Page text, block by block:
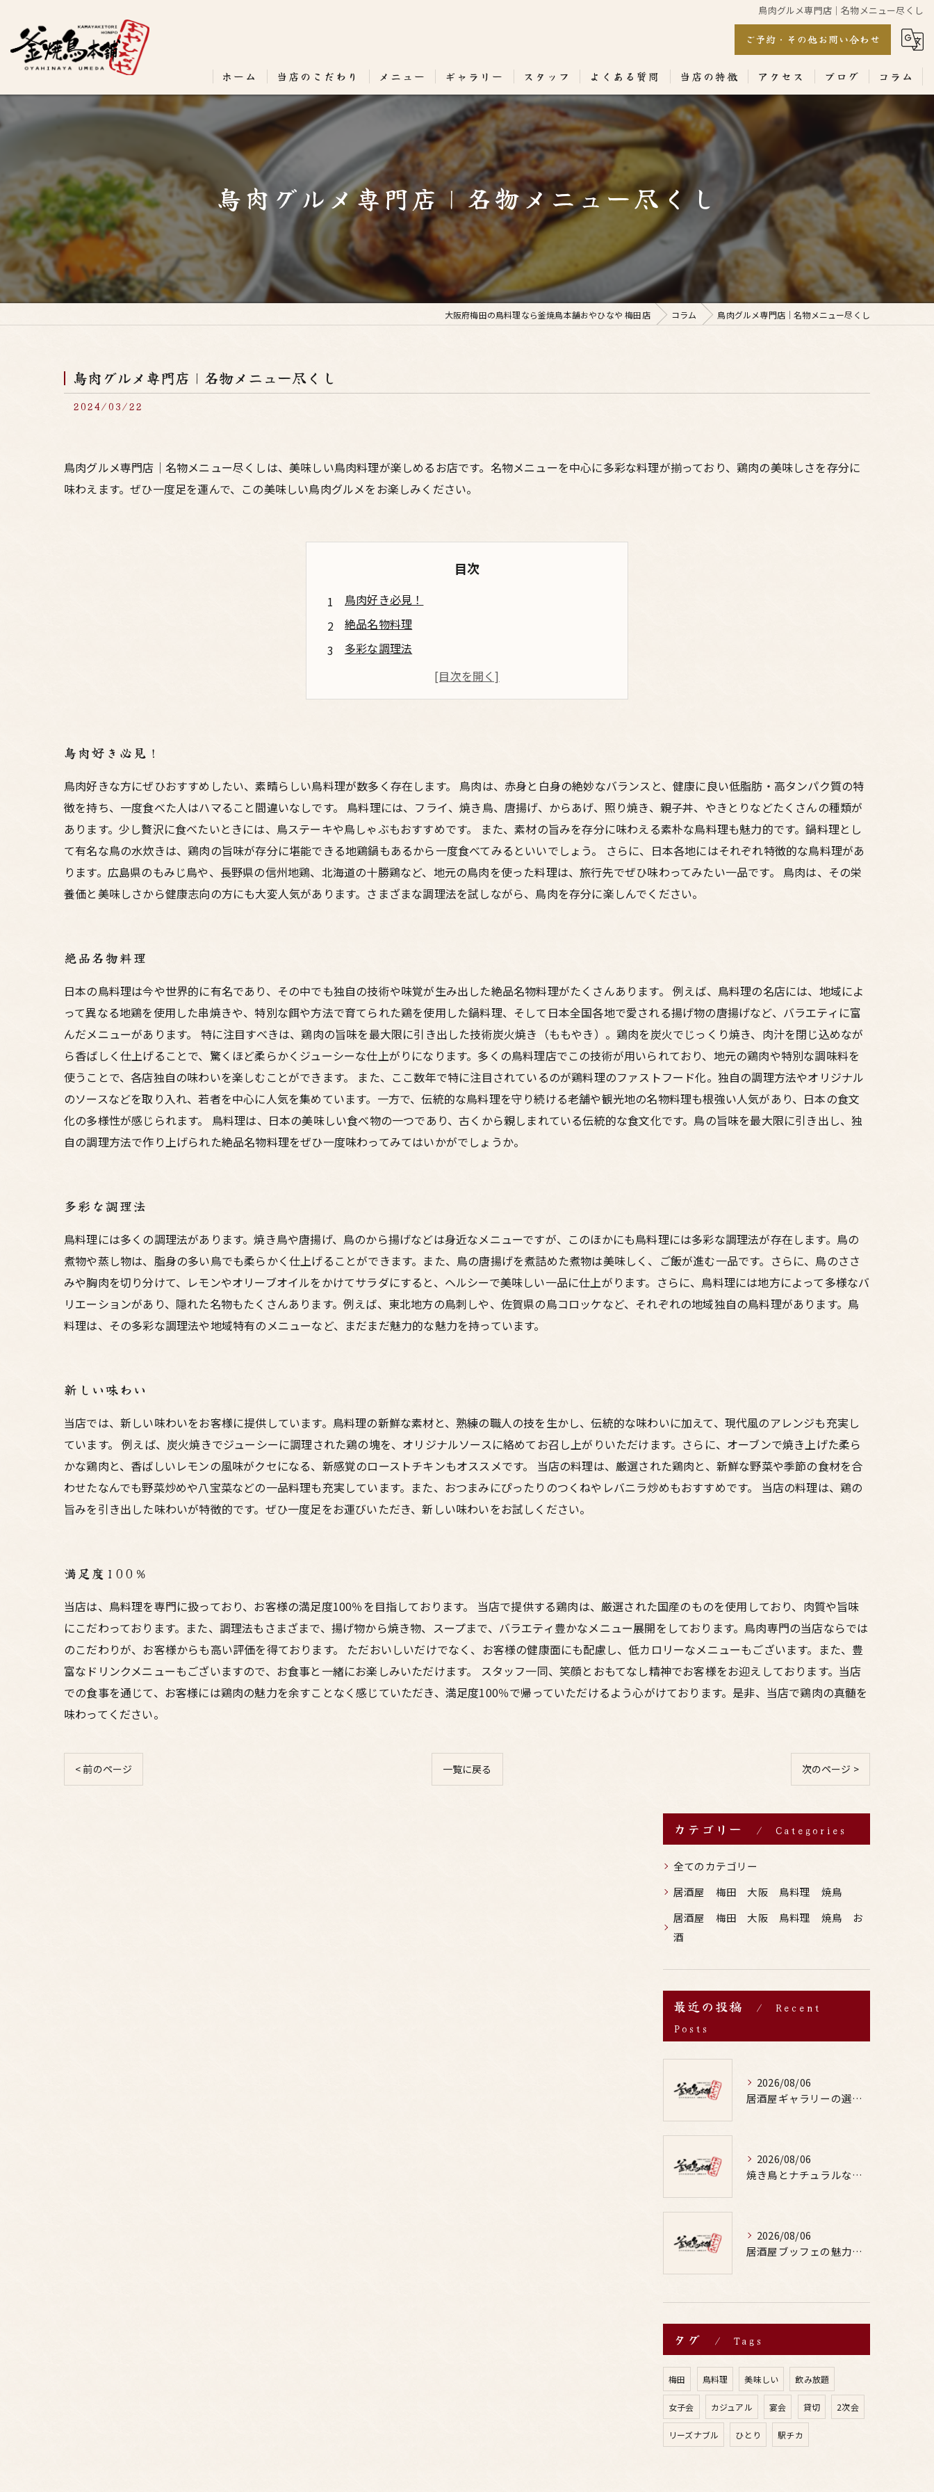
鳥肉グルメ専門店｜名物メニュー尽くし
ご予約・その他お問い合わせ
ホーム 当店のこだわり メニュー ギャラリー スタッフ よくある質問 当店の特徴
居酒屋
専門店
ランチ
テイクアウト
コース
アクセス ブログ コラム
鳥肉グルメ専門店｜名物メニュー尽くし
大阪府梅田の鳥料理なら釜焼鳥本舗おやひなや 梅田店 コラム 鳥肉グルメ専門店｜名物メニュー尽くし
鳥肉グルメ専門店｜名物メニュー尽くし
2024/03/22
鳥肉グルメ専門店｜名物メニュー尽くしは、美味しい鳥肉料理が楽しめるお店です。名物メニューを中心に多彩な料理が揃っており、鶏肉の美味しさを存分に
味わえます。ぜひ一度足を運んで、この美味しい鳥肉グルメをお楽しみください。
目次
鳥肉好き必見！
絶品名物料理
多彩な調理法
満足度100％
鳥肉好き必見！
鳥肉好きな方にぜひおすすめしたい、素晴らしい鳥料理が数多く存在します。 鳥肉は、赤身と白身の絶妙なバランスと、健康に良い低脂肪・高タンパク質の特
徴を持ち、一度食べた人はハマること間違いなしです。 鳥料理には、フライ、焼き鳥、唐揚げ、からあげ、照り焼き、親子丼、やきとりなどたくさんの種類が
あります。少し贅沢に食べたいときには、鳥ステーキや鳥しゃぶもおすすめです。 また、素材の旨みを存分に味わえる素朴な鳥料理も魅力的です。鍋料理とし
て有名な鳥の水炊きは、鶏肉の旨味が存分に堪能できる地鶏鍋もあるから一度食べてみるといいでしょう。 さらに、日本各地にはそれぞれ特徴的な鳥料理があ
ります。広島県のもみじ鳥や、長野県の信州地鶏、北海道の十勝鶏など、地元の鳥肉を使った料理は、旅行先でぜひ味わってみたい一品です。 鳥肉は、その栄
養価と美味しさから健康志向の方にも大変人気があります。さまざまな調理法を試しながら、鳥肉を存分に楽しんでください。
絶品名物料理
日本の鳥料理は今や世界的に有名であり、その中でも独自の技術や味覚が生み出した絶品名物料理がたくさんあります。 例えば、鳥料理の名店には、地域によ
って異なる地鶏を使用した串焼きや、特別な餌や方法で育てられた鶏を使用した鍋料理、そして日本全国各地で愛される揚げ物の唐揚げなど、バラエティに富
んだメニューがあります。 特に注目すべきは、鶏肉の旨味を最大限に引き出した技術炭火焼き（ももやき）。鶏肉を炭火でじっくり焼き、肉汁を閉じ込めなが
ら香ばしく仕上げることで、驚くほど柔らかくジューシーな仕上がりになります。多くの鳥料理店でこの技術が用いられており、地元の鶏肉や特別な調味料を
使うことで、各店独自の味わいを楽しむことができます。 また、ここ数年で特に注目されているのが鶏料理のファストフード化。独自の調理方法やオリジナル
のソースなどを取り入れ、若者を中心に人気を集めています。一方で、伝統的な鳥料理を守り続ける老舗や観光地の名物料理も根強い人気があり、日本の食文
化の多様性が感じられます。 鳥料理は、日本の美味しい食べ物の一つであり、古くから親しまれている伝統的な食文化です。鳥の旨味を最大限に引き出し、独
自の調理方法で作り上げられた絶品名物料理をぜひ一度味わってみてはいかがでしょうか。
多彩な調理法
鳥料理には多くの調理法があります。焼き鳥や唐揚げ、鳥のから揚げなどは身近なメニューですが、このほかにも鳥料理には多彩な調理法が存在します。鳥の
煮物や蒸し物は、脂身の多い鳥でも柔らかく仕上げることができます。また、鳥の唐揚げを煮詰めた煮物は美味しく、ご飯が進む一品です。さらに、鳥のささ
みや胸肉を切り分けて、レモンやオリーブオイルをかけてサラダにすると、ヘルシーで美味しい一品に仕上がります。さらに、鳥料理には地方によって多様なバ
リエーションがあり、隠れた名物もたくさんあります。例えば、東北地方の鳥刺しや、佐賀県の鳥コロッケなど、それぞれの地域独自の鳥料理があります。鳥
料理は、その多彩な調理法や地域特有のメニューなど、まだまだ魅力的な魅力を持っています。
新しい味わい
当店では、新しい味わいをお客様に提供しています。鳥料理の新鮮な素材と、熟練の職人の技を生かし、伝統的な味わいに加えて、現代風のアレンジも充実し
ています。 例えば、炭火焼きでジューシーに調理された鶏の塊を、オリジナルソースに絡めてお召し上がりいただけます。さらに、オーブンで焼き上げた柔ら
かな鶏肉と、香ばしいレモンの風味がクセになる、新感覚のローストチキンもオススメです。 当店の料理は、厳選された鶏肉と、新鮮な野菜や季節の食材を合
わせたなんでも野菜炒めや八宝菜などの一品料理も充実しています。また、おつまみにぴったりのつくねやレバニラ炒めもおすすめです。 当店の料理は、鶏の
旨みを引き出した味わいが特徴的です。ぜひ一度足をお運びいただき、新しい味わいをお試しください。
満足度100％
当店は、鳥料理を専門に扱っており、お客様の満足度100％を目指しております。 当店で提供する鶏肉は、厳選された国産のものを使用しており、肉質や旨味
にこだわっております。また、調理法もさまざまで、揚げ物から焼き物、スープまで、バラエティ豊かなメニュー展開をしております。鳥肉専門の当店ならでは
のこだわりが、お客様からも高い評価を得ております。 ただおいしいだけでなく、お客様の健康面にも配慮し、低カロリーなメニューもございます。また、豊
富なドリンクメニューもございますので、お食事と一緒にお楽しみいただけます。 スタッフ一同、笑顔とおもてなし精神でお客様をお迎えしております。当店
での食事を通じて、お客様には鶏肉の魅力を余すことなく感じていただき、満足度100％で帰っていただけるよう心がけております。是非、当店で鶏肉の真髄を
味わってください。
< 前のページ 一覧に戻る 次のページ >
カテゴリー Categories
全てのカテゴリー
居酒屋 梅田 大阪 鳥料理 焼鳥
居酒屋 梅田 大阪 鳥料理 焼鳥 お
酒
最近の投稿
Recent
Posts
2026/08/06
居酒屋ギャラリーの選び方と鶏料理や焼鳥とお酒の魅力を写真で詳しく解説
2026/08/06
焼き鳥とナチュラルな味わいの出会いが外食の楽しみと健康を両立する秘訣
2026/08/06
居酒屋ブッフェの魅力と鶏料理や焼鳥に合うお酒の楽しみ方ガイド
タグ Tags
梅田 鳥料理 美味しい 飲み放題
女子会 カジュアル 宴会 貸切 2次会
リーズナブル ひとり 駅チカ